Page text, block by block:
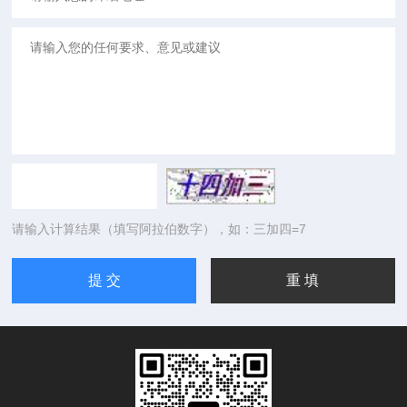
请输入计算结果（填写阿拉伯数字），如：三加四=7